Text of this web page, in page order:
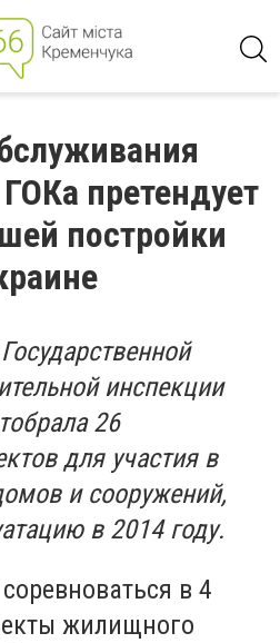
претендует
постройки
инспекции
26
для участия в
и сооружений,
в 2014 году.
в 4
жилищного